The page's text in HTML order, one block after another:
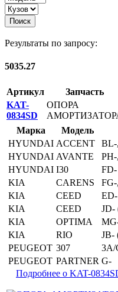
Поиск
Результаты по запросу:
5035.27
Артикул Запчасть
KAT-
0834SD
ОПОРА
Марка
Модель
HYUNDAI ACCENT BL-
HYUNDAI AVANTE
HYUNDAI I30
KIA
CARENS
KIA
CEED
KIA
CEED JD-
KIA
OPTIMA
KIA
RIO JB-
PEUGEOT 307 3A/
PEUGEOT PARTNER G-
Подробнее о KAT-